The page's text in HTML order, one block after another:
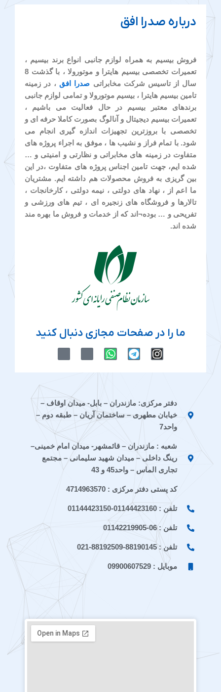
درباره صدرا افق
فروش بیسیم به همراه لوازم جانبی انواع برند بیسیم ،
تعمیرات تخصصی بیسیم هایترا و موتورولا ، با گذشت 8
سال از تاسیس شرکت مخابراتی صدرا افق ، در زمینه
تامین بیسیم هایترا ، بیسیم موتورولا و تمامی لوازم جانبی
برندهای معتبر بیسیم در حال فعالیت می باشیم ،
تعمیرات بیسیم دیجیتال و آنالوگ بصورت کاملا حرفه ای و
تخصصی با بروزترین تجهیزات اندازه گیری انجام می
شود. با تمام فراز و نشیب ها ، موفق به اجراء پروژه های
متفاوت در زمینه های مخابراتی و نظارتی و امنیتی و …
شده ایم، جهت تامین اجناس پروژه های متفاوت ،در این
بین گریزی به فروش محصولات هم داشته ایم. مشتریان
ما اعم از ، نهاد های دولتی ، نیمه دولتی ، کارخانجات ،
تالارها و فروشگاه های زنجیره ای ، تیم های ورزشی و
تفریحی و … بوده¬اند که از خدمات و فروش ما بهره مند
شده اند.
ما را در صفحات مجازی دنبال کنید
n
r
a
e
a
m
h
t
p
p
c
-
a
a
r
a
c
n
-
e
i
t
a
a
دفتر مرکزی: مازندران – بابل- میدان اوقاف –
خیابان مطهری – ساختمان آریان – طبقه دوم –
واحد7
شعبه : مازندران – قائمشهر- میدان امام خمینی–
رینگ داخلی – میدان شهید سلیمانی – مجتمع
تجاری الماس – واحد45 و 43
کد پستی دفتر مرکزی : 4714963570
تلفن : 01144423160-01144423150
تلفن : 06-01142219905
تلفن : 88190145-88192509-021
موبایل : 09900607529